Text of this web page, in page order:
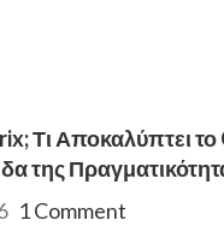
Τι Αποκαλύπτει
της
1 Comment